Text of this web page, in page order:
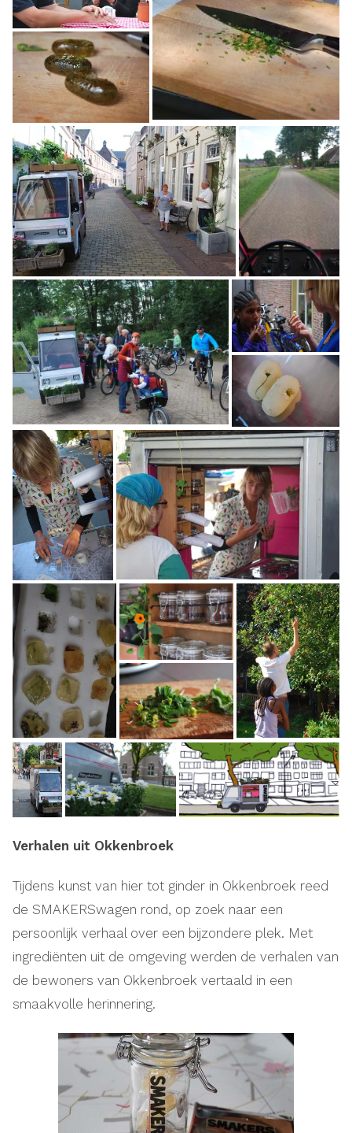
Verhalen uit Okkenbroek
Tijdens kunst van hier tot ginder in Okkenbroek reed
de SMAKERSwagen rond, op zoek naar een
persoonlijk verhaal over een bijzondere plek. Met
ingrediënten uit de omgeving werden de verhalen van
de bewoners van Okkenbroek vertaald in een
smaakvolle herinnering.